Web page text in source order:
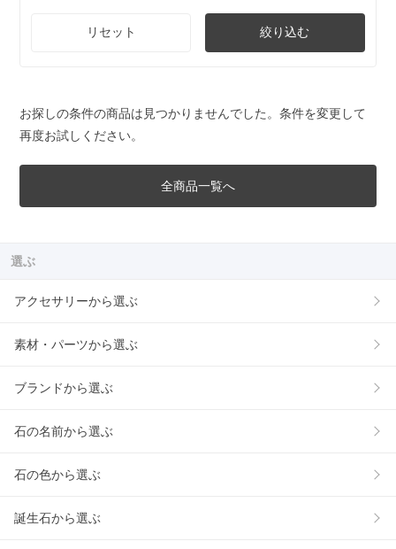
リセット 絞り込む
お探しの条件の商品は見つかりませんでした。条件を変更して
再度お試しください。
全商品一覧へ
選ぶ
アクセサリーから選ぶ
素材・パーツから選ぶ
ブランドから選ぶ
石の名前から選ぶ
石の色から選ぶ
誕生石から選ぶ